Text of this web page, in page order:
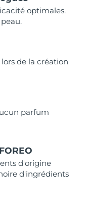
optimales.
de la création
parfum
d'origine
d'ingrédients
estimée8/14/26
estimée
estimée8/12/26